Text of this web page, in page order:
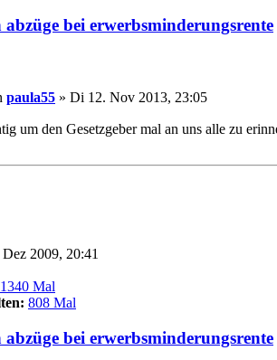
abzüge bei erwerbsminderungsrente
paula55 » Di 12. Nov 2013, 23:05
um den Gesetzgeber mal an uns alle zu
2009, 20:41
1340 Mal
808 Mal
abzüge bei erwerbsminderungsrente